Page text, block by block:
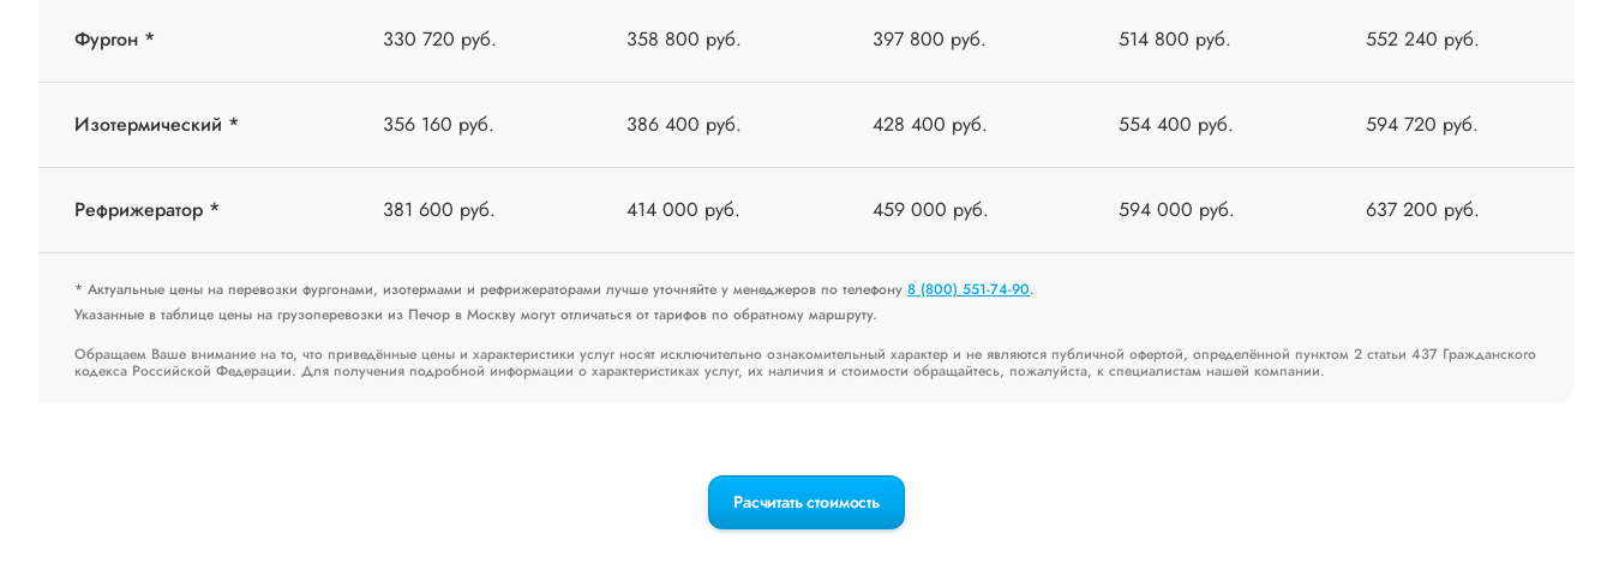
Фургон * 330 720 руб. 358 800 руб. 397 800 руб. 514 800 руб. 552 240 руб.
Изотермический * 356 160 руб. 386 400 руб. 428 400 руб. 554 400 руб. 594 720 руб.
Рефрижератор * 381 600 руб. 414 000 руб. 459 000 руб. 594 000 руб. 637 200 руб.
* Актуальные цены на перевозки фургонами, изотермами и рефрижераторами лучше уточняйте у менеджеров по телефону 8 (800) 551-74-90.
Указанные в таблице цены на грузоперевозки из Печор в Москву могут отличаться от тарифов по обратному маршруту.
Обращаем Ваше внимание на то, что приведённые цены и характеристики услуг носят исключительно ознакомительный характер и не являются публичной офертой, определённой пунктом 2 статьи 437 Гражданского
кодекса Российской Федерации. Для получения подробной информации о характеристиках услуг, их наличия и стоимости обращайтесь, пожалуйста, к специалистам нашей компании.
Расчитать стоимость